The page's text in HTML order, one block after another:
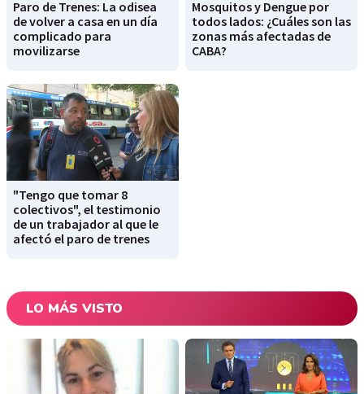
Paro de Trenes: La odisea
de volver a casa en un día
complicado para
movilizarse
Mosquitos y Dengue por
todos lados: ¿Cuáles son las
zonas más afectadas de
CABA?
"Tengo que tomar 8
colectivos", el testimonio
de un trabajador al que le
afectó el paro de trenes
LO MÁS VISTO